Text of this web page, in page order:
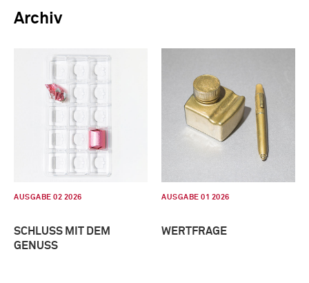
Archiv
AUSGABE 02 2026
SCHLUSS MIT DEM
GENUSS
AUSGABE 01 2026
WERTFRAGE